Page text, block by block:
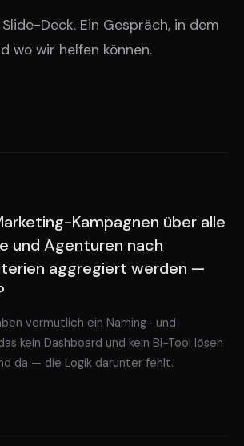
Slide-Deck. Ein Gespräch, in dem
wo wir helfen können.
Kampagnen über alle
und Agenturen nach
aggregiert werden —
vermutlich ein Naming- und
kein Dashboard und kein BI-Tool lösen
da — die Logik darunter fehlt.